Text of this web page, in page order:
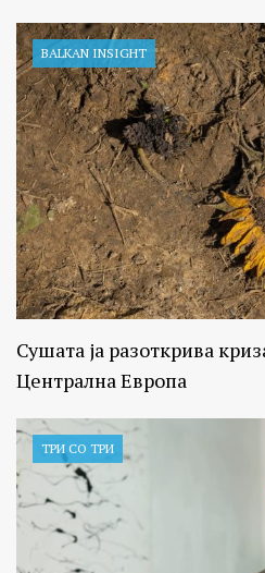
BALKAN INSIGHT
Сушата ја разоткрива
Централна Европа
ТРИ СО ТРИ